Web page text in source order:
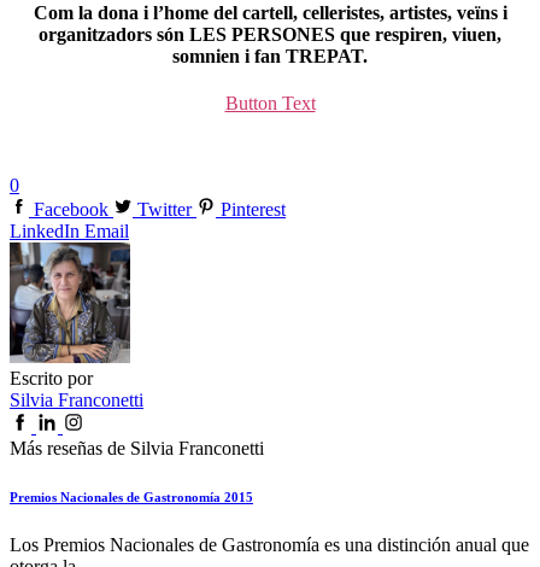
Com la dona i l’home del cartell, celleristes, artistes, veïns i
organitzadors són LES PERSONES que respiren, viuen,
somnien i fan TREPAT.
Button Text
0
Facebook
Twitter
Pinterest
LinkedIn Email
Escrito por
Silvia Franconetti
Más reseñas de Silvia Franconetti
Premios Nacionales de Gastronomía 2015
Los Premios Nacionales de Gastronomía es una distinción anual que